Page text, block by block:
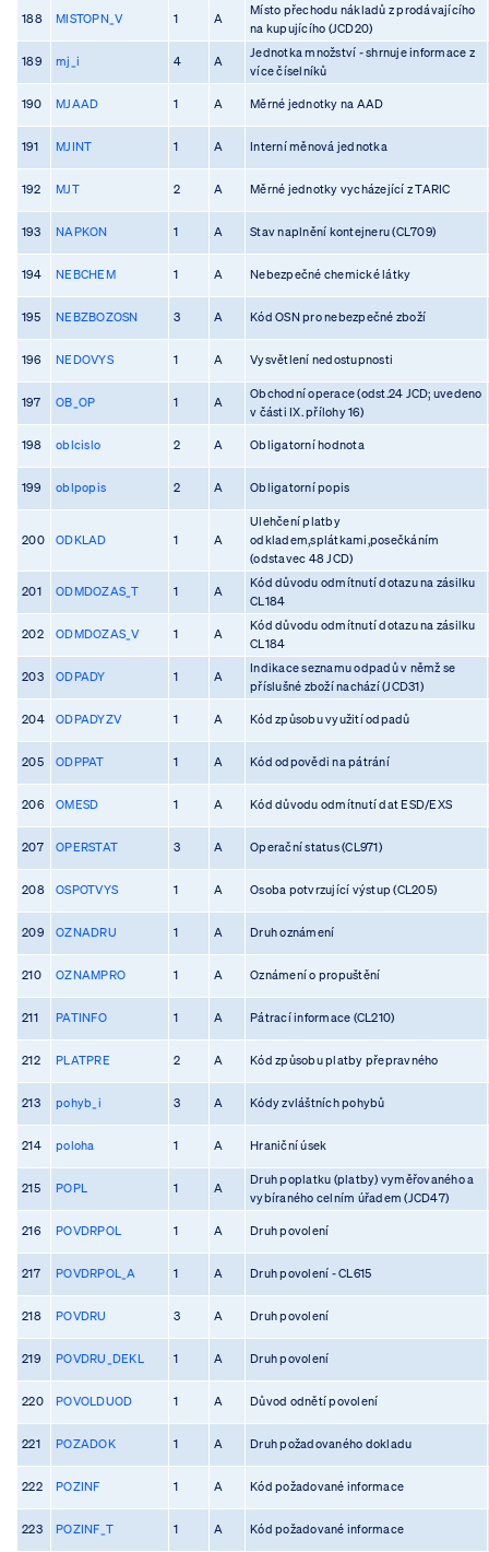
188 MISTOPN_V 1 A
Místo přechodu nákladů z prodávajícího
na kupujícího (JCD20)
189 mj_i 4 A
Jednotka množství - shrnuje informace z
více číselníků
190 MJAAD 1 A Měrné jednotky na AAD
191 MJINT 1 A Interní měnová jednotka
192 MJT 2 A Měrné jednotky vycházející z TARIC
193 NAPKON 1 A Stav naplnění kontejneru (CL709)
194 NEBCHEM 1 A Nebezpečné chemické látky
195 NEBZBOZOSN 3 A Kód OSN pro nebezpečné zboží
196 NEDOVYS 1 A Vysvětlení nedostupnosti
197 OB_OP 1 A
Obchodní operace (odst.24 JCD; uvedeno
v části IX. přílohy 16)
198 oblcislo 2 A Obligatorní hodnota
199 oblpopis 2 A Obligatorní popis
200 ODKLAD 1 A
Ulehčení platby
odkladem,splátkami,posečkáním
(odstavec 48 JCD)
201 ODMDOZAS_T 1 A
Kód důvodu odmítnutí dotazu na zásilku
CL184
202 ODMDOZAS_V 1 A
Kód důvodu odmítnutí dotazu na zásilku
CL184
203 ODPADY 1 A
Indikace seznamu odpadů v němž se
příslušné zboží nachází (JCD31)
204 ODPADYZV 1 A Kód způsobu využití odpadů
205 ODPPAT 1 A Kód odpovědi na pátrání
206 OMESD 1 A Kód důvodu odmítnutí dat ESD/EXS
207 OPERSTAT 3 A Operační status (CL971)
208 OSPOTVYS 1 A Osoba potvrzující výstup (CL205)
209 OZNADRU 1 A Druh oznámení
210 OZNAMPRO 1 A Oznámení o propuštění
211 PATINFO 1 A Pátrací informace (CL210)
212 PLATPRE 2 A Kód způsobu platby přepravného
213 pohyb_i 3 A Kódy zvláštních pohybů
214 poloha 1 A Hraniční úsek
215 POPL 1 A
Druh poplatku (platby) vyměřovaného a
vybíraného celním úřadem (JCD47)
216 POVDRPOL 1 A Druh povolení
217 POVDRPOL_A 1 A Druh povolení - CL615
218 POVDRU 3 A Druh povolení
219 POVDRU_DEKL 1 A Druh povolení
220 POVOLDUOD 1 A Důvod odnětí povolení
221 POZADOK 1 A Druh požadovaného dokladu
222 POZINF 1 A Kód požadované informace
223 POZINF_T 1 A Kód požadované informace